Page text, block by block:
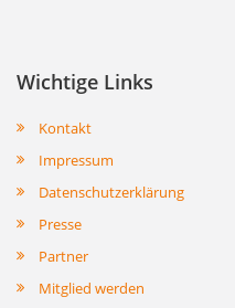
Wichtige Links
Kontakt
Impressum
Datenschutzerklärung
Presse
Partner
Mitglied werden